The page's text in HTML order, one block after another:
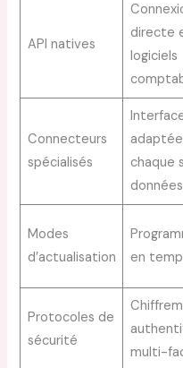
API natives
directe
logiciels
Connecteurs
spécialisés
chaque
données
Modes
d’actualisation
en
Protocoles de
sécurité
multi-